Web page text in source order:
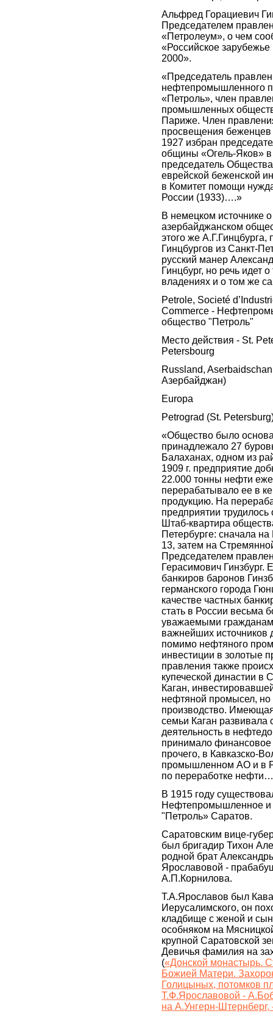
Альфред Горациевич
Председателем
«Петролеум», о чем
«Российское
2000».
«Председатель
нефтепромышленного
«Петроль», член
промышленных
Париже. Член
просвещения беженцев
1927 избран
общины «Огель-Яков»
председатель
еврейской беженской
в Комитет помощи
России (1933)….»
В немецком источнике
азербайджанском
этого же А.Г.Гинцбурга,
Гинцбургов из Санкт-
русский манер
Гинцбург, но речь идет
владениях и о том же
Petrole, Societé
Commerce -
общество "Петроль"
Место действия - St.
Petersbourg
Russland,
Азербайджан)
Europa
Petrograd (St.
«Общество было
принадлежало 27
Балаханах, одном из
1909 г. предприятие
22.000 тонны нефти
перерабатывало ее в
продукцию. На
предприятии
Штаб-квартира
Петербурге: сначала
13, затем на
Председателем
Герасимович Гинзбург.
банкиров баронов
германского города
качестве частных
стать в России весьма
уважаемыми
важнейших источников
помимо нефтяного
инвестиции в золотые
правления также
купеческой династии в
Каган,
нефтяной промысел, но
производство.
семьи Каган
деятельность в
принимало финансовое
прочего, в Кавказско-
промышленном АО и в
по переработке
В 1915 году
Нефтепромышленное и
"Петроль» Саратов.
Саратовским вице-
был бригадир Тихон
родной брат
Ярославовой -
А.П.Корнилова.
Т.А.Ярославов был
Иерусалимского, он
кладбище с женой и
особняком на
крупной Саратовской
Девичья фамилия на
(«Донской монастырь.
Божией Матери.
Голицыных, потомков
Т.Ф.Ярославовой -
на А.Унгерн-Штернберг,